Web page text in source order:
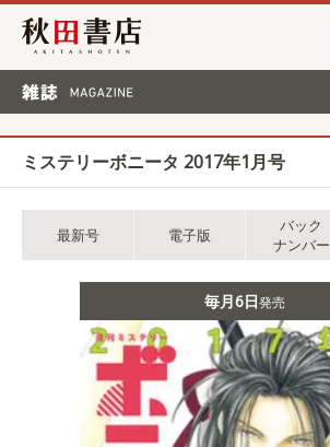
秋田書店
ミステリーボニータ 2017年1月号
最新号 電子版
バック
ナンバー
毎月6日発売